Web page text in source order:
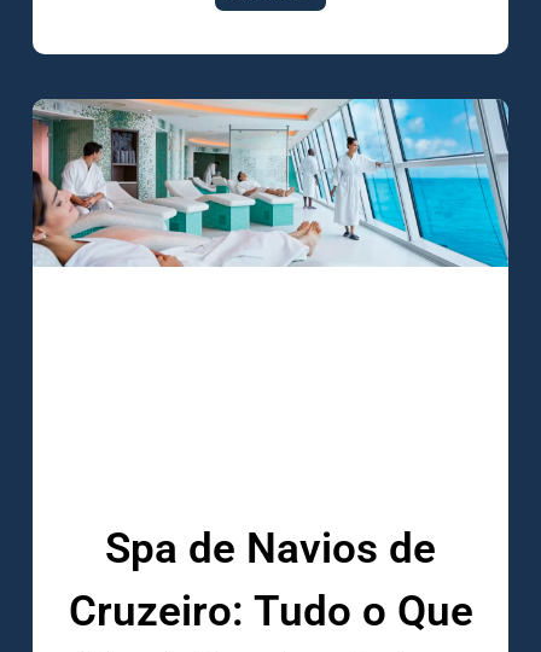
Spa de Navios de
Cruzeiro: Tudo o Que